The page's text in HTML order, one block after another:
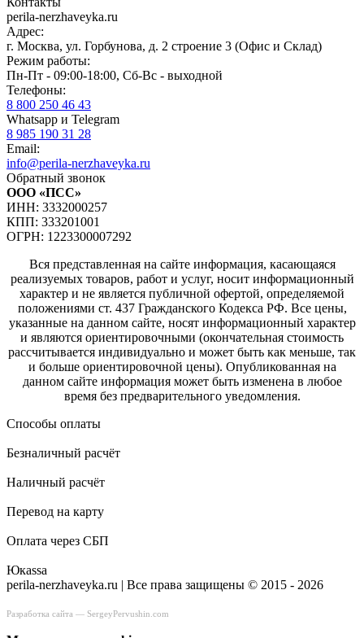
perila-nerzhaveyka.ru
Адрес:
г. Москва, ул. Горбунова, д. 2 строение 3 (Офис и Склад)
Режим работы:
Пн-Пт - 09:00-18:00, Сб-Вс - выходной
Телефоны:
8 800 250 46 43
Whatsapp и Telegram
8 985 190 31 28
Email:
info@perila-nerzhaveyka.ru
Обратный звонок
ООО «ПСС»
ИНН: 3332000257
КПП: 333201001
ОГРН: 1223300007292
Вся представленная на сайте информация, касающаяся
реализуемых товаров, работ и услуг, носит информационный
характер и не является публичной офертой, определяемой
положениями ст. 437 Гражданского Кодекса РФ. Все цены,
указанные на данном сайте, носят информационный характер
и являются ориентировочными (окончательная стоимость
рассчитывается индивидуально и может быть как меньше, так
и больше ориентировочной цены). Опубликованная на
данном сайте информация может быть изменена в любое
время без предварительного уведомления.
Способы оплаты
Безналичный расчёт
Наличный расчёт
Перевод на карту
Оплата через СБП
Юкаssа
perila-nerzhaveyka.ru | Все права защищены © 2015 - 2026
Разработка сайта — SergeyPervushin.com